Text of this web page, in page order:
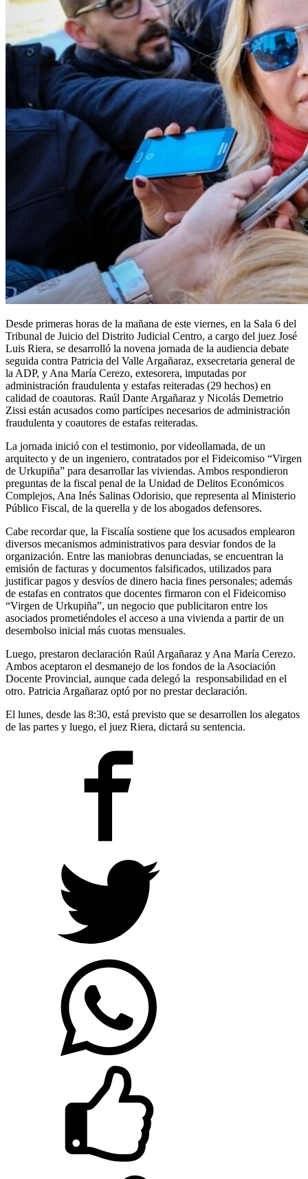
Desde primeras horas de la mañana de este viernes, en la Sala 6 del
Tribunal de Juicio del Distrito Judicial Centro, a cargo del juez José
Luis Riera, se desarrolló la novena jornada de la audiencia debate
seguida contra Patricia del Valle Argañaraz, exsecretaria general de
la ADP, y Ana María Cerezo, extesorera, imputadas por
administración fraudulenta y estafas reiteradas (29 hechos) en
calidad de coautoras. Raúl Dante Argañaraz y Nicolás Demetrio
Zissi están acusados como partícipes necesarios de administración
fraudulenta y coautores de estafas reiteradas.
La jornada inició con el testimonio, por videollamada, de un
arquitecto y de un ingeniero, contratados por el Fideicomiso “Virgen
de Urkupiña” para desarrollar las viviendas. Ambos respondieron
preguntas de la fiscal penal de la Unidad de Delitos Económicos
Complejos, Ana Inés Salinas Odorisio, que representa al Ministerio
Público Fiscal, de la querella y de los abogados defensores.
Cabe recordar que, la Fiscalía sostiene que los acusados emplearon
diversos mecanismos administrativos para desviar fondos de la
organización. Entre las maniobras denunciadas, se encuentran la
emisión de facturas y documentos falsificados, utilizados para
justificar pagos y desvíos de dinero hacia fines personales; además
de estafas en contratos que docentes firmaron con el Fideicomiso
“Virgen de Urkupiña”, un negocio que publicitaron entre los
asociados prometiéndoles el acceso a una vivienda a partir de un
desembolso inicial más cuotas mensuales.
Luego, prestaron declaración Raúl Argañaraz y Ana María Cerezo.
Ambos aceptaron el desmanejo de los fondos de la Asociación
Docente Provincial, aunque cada delegó la responsabilidad en el
otro. Patricia Argañaraz optó por no prestar declaración.
El lunes, desde las 8:30, está previsto que se desarrollen los alegatos
de las partes y luego, el juez Riera, dictará su sentencia.